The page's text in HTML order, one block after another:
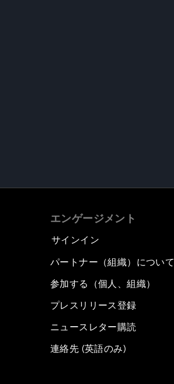
エンゲージメント
サインイン
パートナー（組織）について
参加する（個人、組織）
プレスリリース登録
ニュースレター購読
連絡先 (英語のみ)